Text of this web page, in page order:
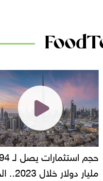
"أمن القاهرة" يضبط
شركة مطاعم استولى على